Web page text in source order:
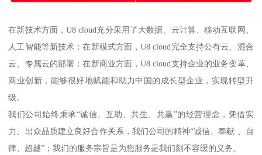
在新技术方面，U8 cloud充分采用了大数据、云计算、移动互联网、
人工智能等新技术；在新模式方面，U8 cloud完全支持公有云、混合
云、专属云的部署；在新商业方面，U8 cloud支持企业的业务变革、
商业创新，能够很好地赋能和助力中国的成长型企业，实现转型升
级。
我们公司始终秉承“诚信、互助、共生、共赢”的经营理念，凭借实
力、出众品质建立良好合作关系，我们公司的精神“诚信、奉献 、自
律、超越”；我们的服务宗旨是为您服务是我们刻不容缓的义务。